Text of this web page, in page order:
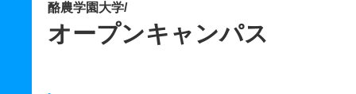
酪農学園大学/
オープンキャンパス